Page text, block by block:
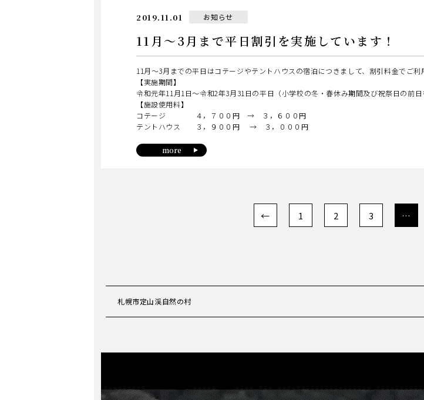
2019.11.01 お知らせカ
リ
ー
11月～3月まで平日割引を実施しています！
11月～3月までの平日はコテージやテントハウスの宿泊につきまして、割引料金でご利
【実施期間】
令和元年11月1日～令和2年3月31日の平日（小学校の冬・春休み期間及び祝祭日の前日
【施設使用料】
コテージ ４，７００円 → ３，６００円
テントハウス ３，９００円 → ３，０００円
more
← 1 2 3 …
札幌市定山渓自然の村